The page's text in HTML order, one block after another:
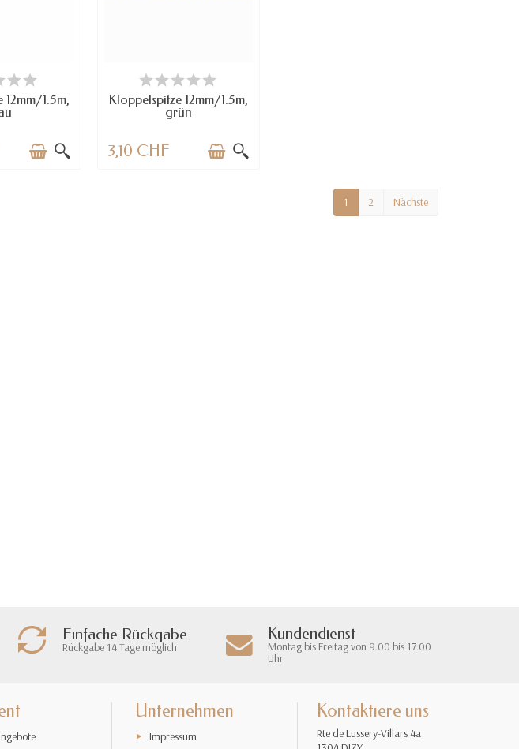
1.5m,
VERFÜGBAR
Kloppelspitze 12mm/1.5m,
grün
3,10 CHF
1 2 Nächste
Einfache Rückgabe
Rückgabe 14 Tage möglich
Kundendienst
Montag bis Freitag von 9.00 bis 17.00
Uhr
Unternehmen
Impressum
Kontaktiere uns
Rte de Lussery-Villars 4a